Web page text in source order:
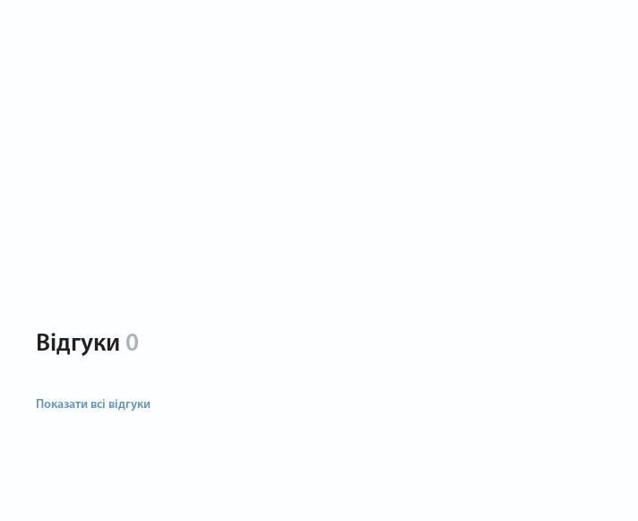
Відгуки 0
Показати всі відгуки